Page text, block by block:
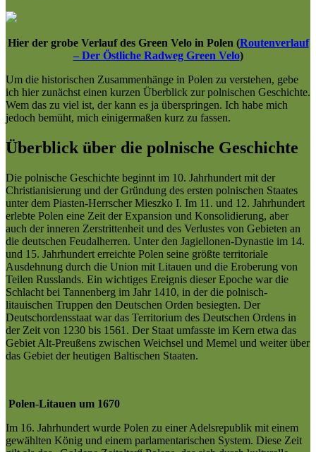
Hier der grobe Verlauf des Green Velo in Polen (Routenverlauf
– Der Östliche Radweg Green Velo)
Um die historischen Zusammenhänge in Polen zu verstehen, gebe
ich hier zunächst einen kurzen Überblick zur polnischen Geschichte.
Wem das zu viel ist, der kann es ja überspringen. Ich habe mich
jedoch bemüht, mich einigermaßen kurz zu fassen.
Überblick über die polnische Geschichte
Die polnische Geschichte beginnt im 10. Jahrhundert mit der
Christianisierung und der Gründung des ersten polnischen Staates
unter dem Piasten-Herrscher Mieszko I. Im 11. und 12. Jahrhundert
erlebte Polen eine Zeit der Expansion und Konsolidierung, aber
auch der inneren Zerstrittenheit und des Verlustes von Gebieten an
die deutschen Feudalherren. Unter den Jagiellonen-Dynastie im 14.
und 15. Jahrhundert erreichte Polen seine größte territoriale
Ausdehnung durch die Union mit Litauen und die Eroberung von
Teilen Russlands. Ein wichtiges Ereignis dieser Epoche war die
Schlacht bei Tannenberg im Jahr 1410, in der die polnisch-
litauischen Truppen den Deutschen Orden besiegten. Der
Deutschordensstaat war das Territorium des Deutschen Ordens in
der Zeit von 1230 bis 1561. Der Staat umfasste im Kern etwa das
Gebiet Alt-Preußens zwischen Weichsel und Memel und weiter über
das Gebiet der heutigen Baltischen Staaten.
Polen-Litauen um 1670
Im 16. Jahrhundert wurde Polen zu einer Adelsrepublik mit einem
gewählten König und einem parlamentarischen System. Diese Zeit